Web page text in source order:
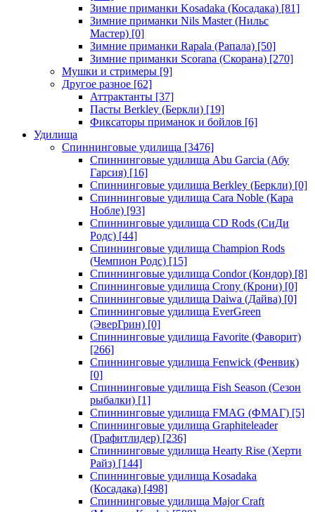
Зимние приманки Kosadaka (Косадака) [81]
Зимние приманки Nils Master (Нильс
Мастер) [0]
Зимние приманки Rapala (Рапала) [50]
Зимние приманки Scorana (Скорана) [270]
Мушки и стримеры [9]
Другое разное [62]
Аттрактанты [37]
Пасты Berkley (Беркли) [19]
Фиксаторы приманок и бойлов [6]
Удилища
Спиннинговые удилища [3476]
Спиннинговые удилища Abu Garcia (Абу
Гарсия) [16]
Спиннинговые удилища Berkley (Беркли) [0]
Спиннинговые удилища Cara Noble (Кара
Нобле) [93]
Спиннинговые удилища CD Rods (СиДи
Родс) [44]
Спиннинговые удилища Champion Rods
(Чемпион Родс) [15]
Спиннинговые удилища Condor (Кондор) [8]
Спиннинговые удилища Crony (Крони) [0]
Спиннинговые удилища Daiwa (Дайва) [0]
Спиннинговые удилища EverGreen
(ЭверГрин) [0]
Спиннинговые удилища Favorite (Фаворит)
[266]
Спиннинговые удилища Fenwick (Фенвик)
[0]
Спиннинговые удилища Fish Season (Сезон
рыбалки) [1]
Спиннинговые удилища FMAG (ФМАГ) [5]
Спиннинговые удилища Graphiteleader
(Графитлидер) [236]
Спиннинговые удилища Hearty Rise (Херти
Райз) [144]
Спиннинговые удилища Kosadaka
(Косадака) [498]
Спиннинговые удилища Major Craft